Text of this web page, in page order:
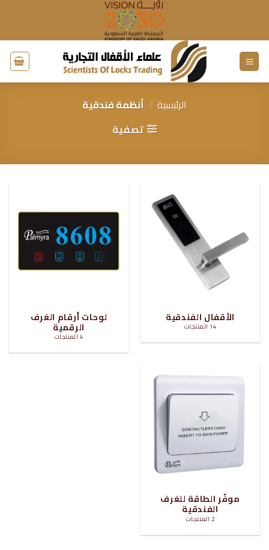
الرئيسية / أنظمة فندقية
تصفية
الأقفال الفندقية
14 المنتجات
لوحات أرقام الغرف
الرقمية
4 المنتجات
موفّر الطاقة للغرف
الفندقية
2 المنتجات